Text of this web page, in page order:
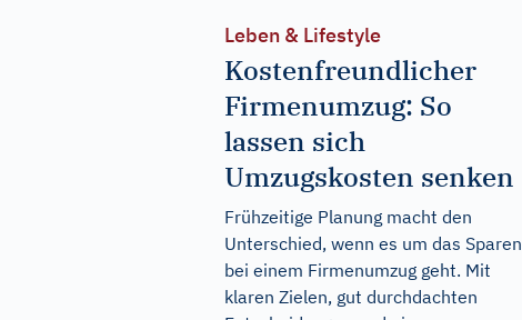
Leben & Lifestyle
Kostenfreundlicher
Firmenumzug: So
lassen sich
Umzugskosten senken
Frühzeitige Planung macht den
Unterschied, wenn es um das Sparen
bei einem Firmenumzug geht. Mit
klaren Zielen, gut durchdachten